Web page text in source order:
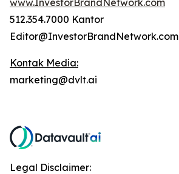
www.InvestorBrandNetwork.com
512.354.7000 Kantor
Editor@InvestorBrandNetwork.com
Kontak Media:
marketing@dvlt.ai
Legal Disclaimer: